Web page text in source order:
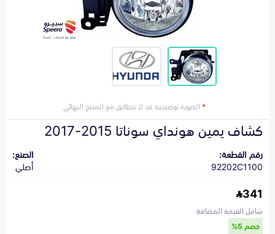
*الصورة توضيحية قد لا تتطابق مع المنتج النهائي
كشاف يمين هونداي سوناتا 2015-2017
رقم القطعة:
92202C1100
الصنع:
أصلي
341
شامل القيمة المضافة
خصم 5%